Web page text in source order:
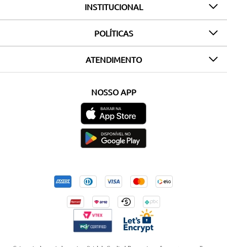
INSTITUCIONAL
POLÍTICAS
ATENDIMENTO
NOSSO APP